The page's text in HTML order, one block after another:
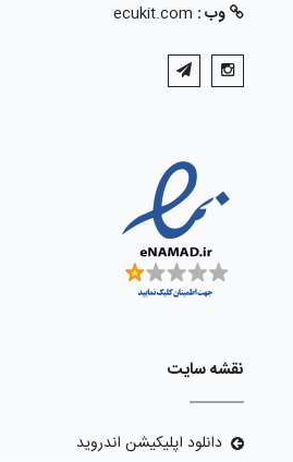
وب : ecukit.com
نقشه سایت
دانلود اپلیکیشن اندروید